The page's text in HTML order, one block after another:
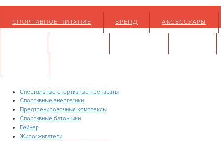
СПОРТИВНОЕ ПИТАНИЕ БРЕНД АКСЕССУАРЫ
Специальные спортивные препараты
Спортивные энергетики
Предтренировочные комплексы
Спортивные батончики
Гейнер
Жиросжигатели